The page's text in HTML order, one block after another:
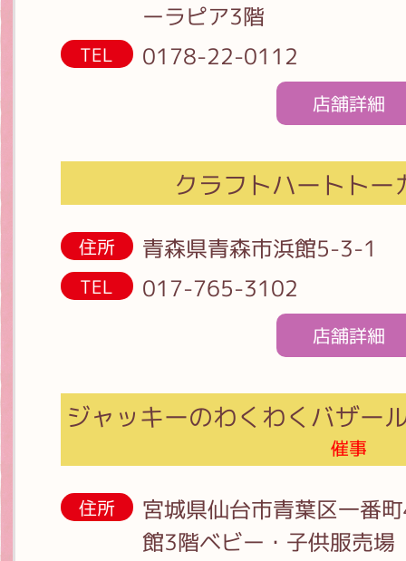
ーラピア3階
TEL 0178-22-0112
店舗詳細
クラフトハートトー
住所 青森県青森市浜館5-3-1
TEL 017-765-3102
店舗詳細
ジャッキーのわくわくバザー
催事
住所
宮城県仙台市青葉区一番
館3階ベビー・子供服売場